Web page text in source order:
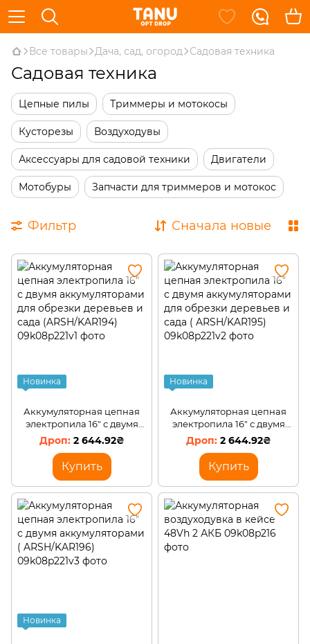
Все товары Дача, сад, огород Садовая техника
Садовая техника
Цепные пилы Триммеры и мотокосы
Кусторезы Воздуходувы
Аксессуары для садовой техники Двигатели
Мотобуры Запчасти для триммеров и мотокос
Фильтр Сначала новые
Новинка
Аккумуляторная цепная
электропила 16" с двумя
аккумуляторами для
обрезки деревьев и сада
(ARSH/KAR194)
2 644.92₴
Купить
Новинка
Аккумуляторная цепная
электропила 16" с двумя
аккумуляторами для
обрезки деревьев и сада (
ARSH/KAR195)
2 644.92₴
Купить
Новинка